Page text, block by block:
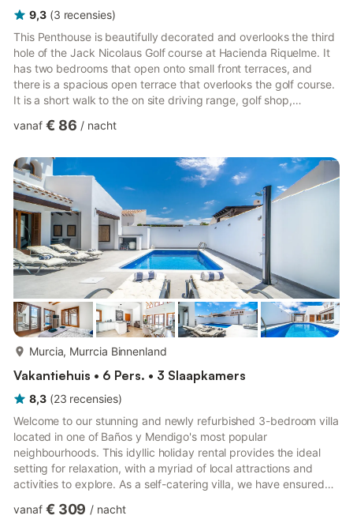
9,3 (3 recensies)
This Penthouse is beautifully decorated and overlooks the third
hole of the Jack Nicolaus Golf course at Hacienda Riquelme. It
has two bedrooms that open onto small front terraces, and
there is a spacious open terrace that overlooks the golf course.
It is a short walk to the on site driving range, golf shop,
shared swimming pools on the resort, along with play areas and
accommodation is equipped with the following items: lift,
garden furniture, terrace, iron, internet (Wi-Fi), cent...
vanaf € 86 / nacht
Murcia, Murrcia Binnenland
Vakantiehuis • 6 Pers. • 3 Slaapkamers
8,3 (23 recensies)
Welcome to our stunning and newly refurbished 3-bedroom villa
located in one of Baños y Mendigo's most popular
neighbourhoods. This idyllic holiday rental provides the ideal
setting for relaxation, with a myriad of local attractions and
activities to explore. As a self-catering villa, we have ensured
The villa features a modern kitchen complete with a breakfast
vanaf € 309 / nacht